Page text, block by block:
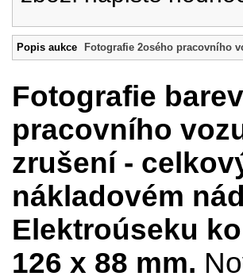
Popis aukce Fotografie 2osého pracovního
Fotografie
pracovního
zrušení -
nákladovém
Elektroúseku
126 x 88 mm.